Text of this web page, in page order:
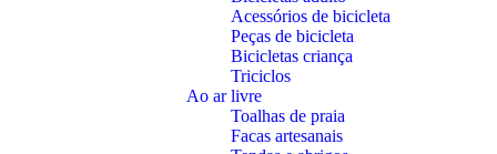
Acessórios de bicicleta
Peças de bicicleta
Bicicletas criança
Triciclos
Ao ar livre
Toalhas de praia
Facas artesanais